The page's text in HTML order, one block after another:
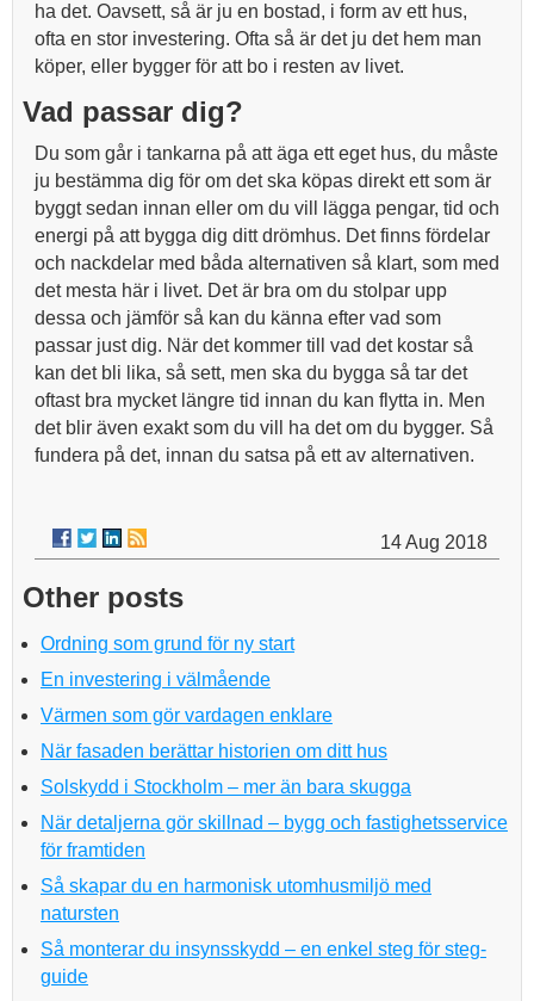
ha det. Oavsett, så är ju en bostad, i form av ett hus,
ofta en stor investering. Ofta så är det ju det hem man
köper, eller bygger för att bo i resten av livet.
Vad passar dig?
Du som går i tankarna på att äga ett eget hus, du måste
ju bestämma dig för om det ska köpas direkt ett som är
byggt sedan innan eller om du vill lägga pengar, tid och
energi på att bygga dig ditt drömhus. Det finns fördelar
och nackdelar med båda alternativen så klart, som med
det mesta här i livet. Det är bra om du stolpar upp
dessa och jämför så kan du känna efter vad som
passar just dig. När det kommer till vad det kostar så
kan det bli lika, så sett, men ska du bygga så tar det
oftast bra mycket längre tid innan du kan flytta in. Men
det blir även exakt som du vill ha det om du bygger. Så
fundera på det, innan du satsa på ett av alternativen.
14 Aug 2018
Other posts
Ordning som grund för ny start
En investering i välmående
Värmen som gör vardagen enklare
När fasaden berättar historien om ditt hus
Solskydd i Stockholm – mer än bara skugga
När detaljerna gör skillnad – bygg och fastighetsservice
för framtiden
Så skapar du en harmonisk utomhusmiljö med
natursten
Så monterar du insynsskydd – en enkel steg för steg-
guide